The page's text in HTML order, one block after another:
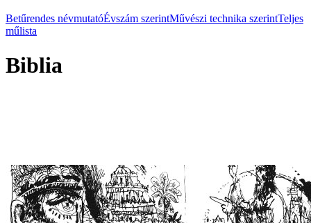
Betűrendes névmutatóÉvszám szerintMűvészi technika szerintTeljes
műlista
Biblia